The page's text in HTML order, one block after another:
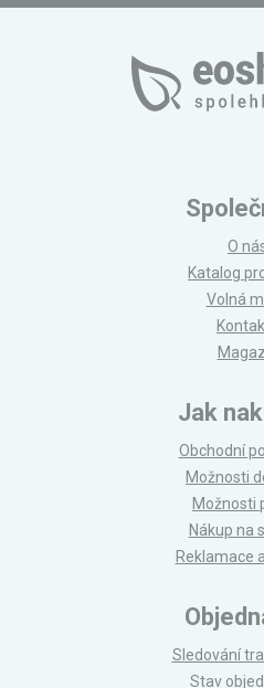
O
Katalog
Volná
Jak
Obchodní
Možnosti
Možnosti
Nákup na
Reklamace
Sledování
Stav